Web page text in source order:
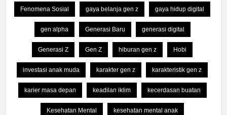
Fenomena Sosial gaya belanja gen z gaya hidup digital
gen alpha Generasi Baru generasi digital
Generasi Z Gen Z hiburan gen z Hobi
investasi anak muda karakter gen z karakteristik gen z
karier masa depan keadilan iklim kecerdasan buatan
Kesehatan Mental kesehatan mental anak